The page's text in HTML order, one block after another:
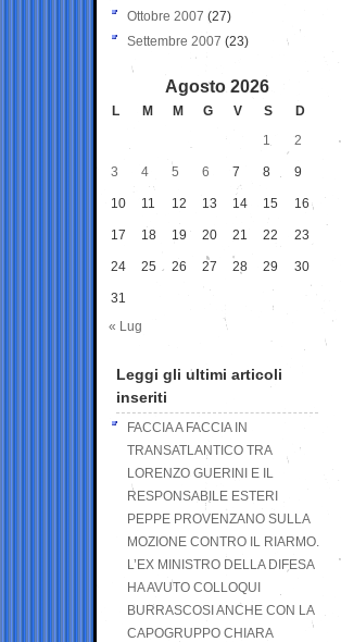
Ottobre 2007 (27)
Settembre 2007 (23)
Agosto 2026
L M M G V S
D
1
2
3 4 5 6 7 8 9
10 11 12 13 14 15 16
17 18 19 20 21 22 23
24 25 26 27 28 29 30
31
« Lug
Leggi gli ultimi articoli
inseriti
FACCIA A FACCIA IN
TRANSATLANTICO TRA
LORENZO GUERINI E IL
RESPONSABILE ESTERI
PEPPE PROVENZANO SULLA
MOZIONE CONTRO IL RIARMO.
L’EX MINISTRO DELLA DIFESA
HA AVUTO COLLOQUI
BURRASCOSI ANCHE CON LA
CAPOGRUPPO CHIARA